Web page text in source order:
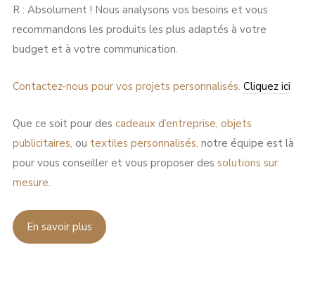
R : Absolument ! Nous analysons vos besoins et vous
recommandons les produits les plus adaptés à votre
budget et à votre communication.
Contactez-nous pour vos projets personnalisés. Cliquez ici
Que ce soit pour des cadeaux d’entreprise, objets
publicitaires, ou textiles personnalisés, notre équipe est là
pour vous conseiller et vous proposer des solutions sur
mesure.
En savoir plus